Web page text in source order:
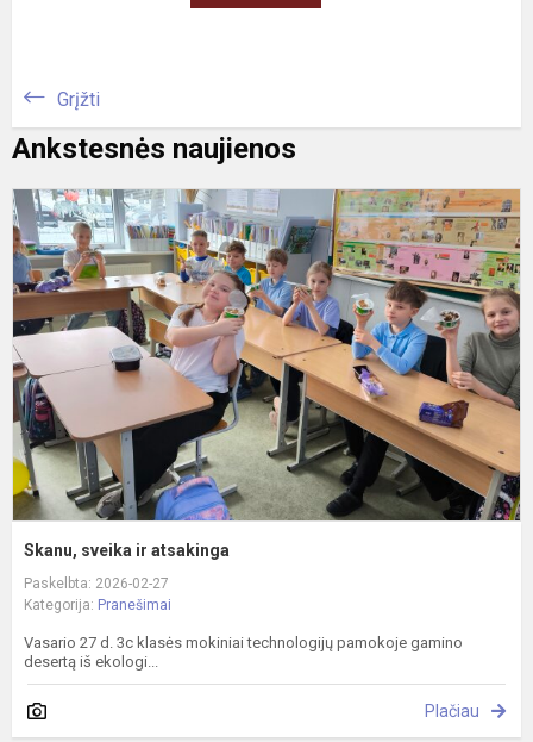
Grįžti
Ankstesnės naujienos
Skanu, sveika ir atsakinga
Paskelbta: 2026-02-27
Kategorija: Pranešimai
Vasario 27 d. 3c klasės mokiniai technologijų pamokoje gamino
desertą iš ekologi...
Plačiau